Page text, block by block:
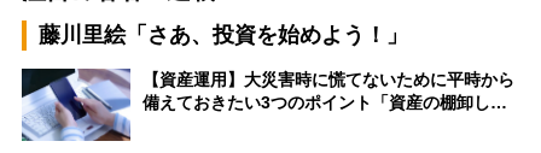
藤川里絵「さあ、投資を始めよう！」
【資産運用】大災害時に慌てないために平時から
備えておきたい3つのポイント「資産の棚卸し…